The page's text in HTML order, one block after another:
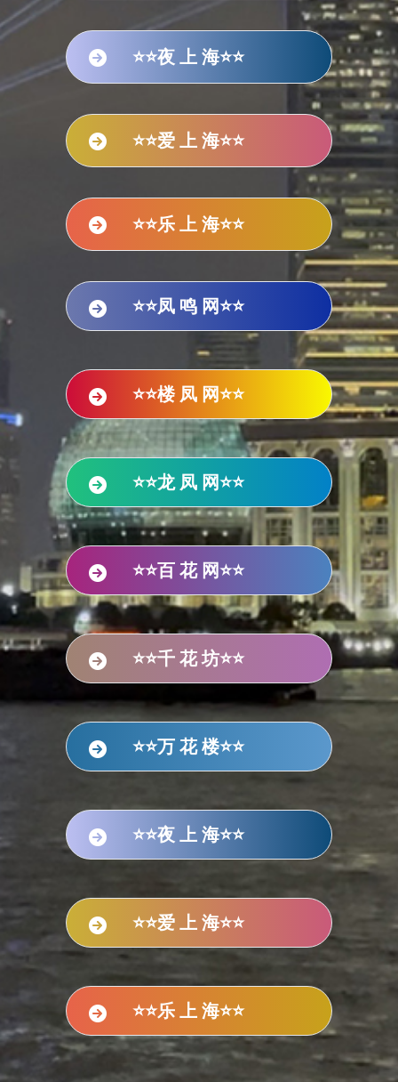
⭐⭐夜 上 海⭐⭐
⭐⭐爱 上 海⭐⭐
⭐⭐乐 上 海⭐⭐
⭐⭐凤 鸣 网⭐⭐
⭐⭐楼 凤 网⭐⭐
⭐⭐龙 凤 网⭐⭐
⭐⭐百 花 网⭐⭐
⭐⭐千 花 坊⭐⭐
⭐⭐万 花 楼⭐⭐
⭐⭐夜 上 海⭐⭐
⭐⭐爱 上 海⭐⭐
⭐⭐乐 上 海⭐⭐